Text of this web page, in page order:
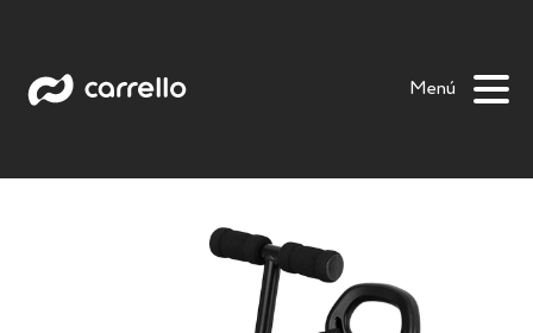
Menú
Plataforma (asiento) Kiddy Board